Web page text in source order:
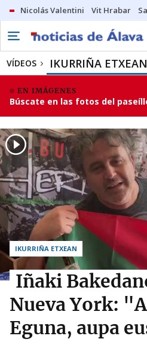
Nicolás Valentini Vit Hrabar
VÍDEOS IKURRIÑA ETXEAN
EN IMÁGENES
Búscate en las fotos del
IKURRIÑA ETXEAN
Iñaki
Nueva York:
Eguna, aupa